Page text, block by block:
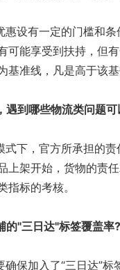
惠设有一定的门槛和
可能享受到扶持，但
基准线，凡是高于该
遇到哪些物流类问题
式下，官方所承担的
上架开始，货物的责
指标的考核。
的"三日达"标签覆盖率?
确保加入了“三日达”